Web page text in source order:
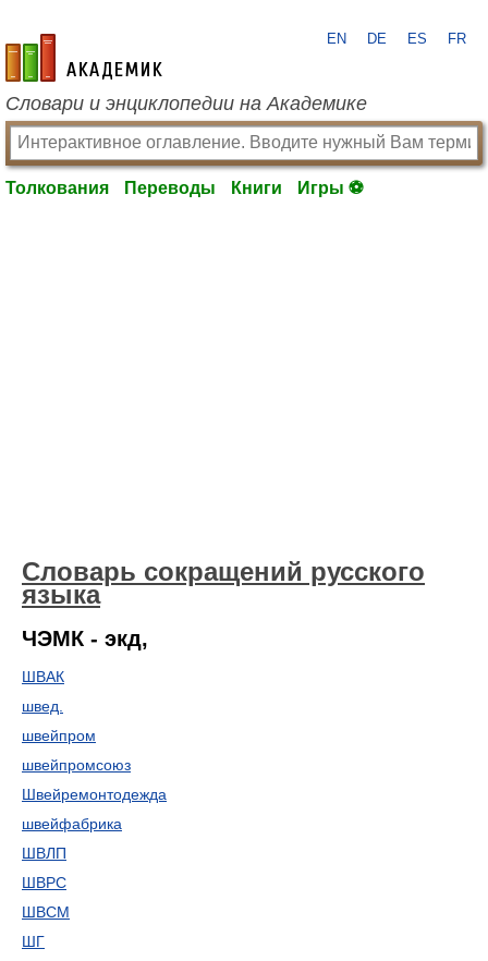
academic.ru
EN DE ES FR
Словари и энциклопедии на Академике
Толкования Переводы Книги Игры ⚽
Словарь сокращений русского
языка
ЧЭМК - экд,
ШВАК
швед.
швейпром
швейпромсоюз
Швейремонтодежда
швейфабрика
ШВЛП
ШВРС
ШВСМ
ШГ